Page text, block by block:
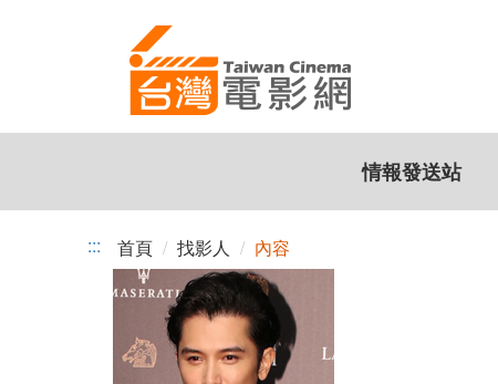
情報發送站
::: 首頁 找影人 內容